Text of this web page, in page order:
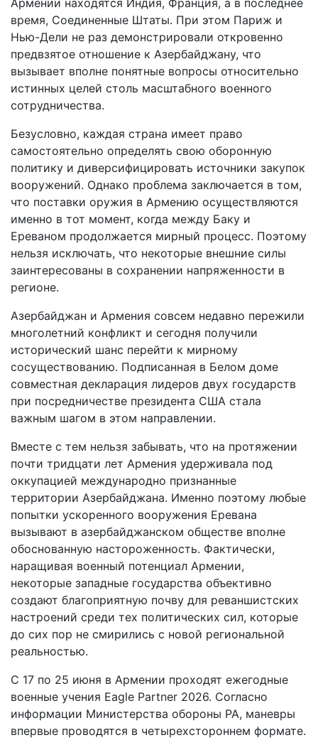
время, Соединенные Штаты. При этом Париж и
Нью-Дели не раз демонстрировали откровенно
предвзятое отношение к Азербайджану, что
вызывает вполне понятные вопросы относительно
истинных целей столь масштабного военного
сотрудничества.
Безусловно, каждая страна имеет право
самостоятельно определять свою оборонную
политику и диверсифицировать источники закупок
вооружений. Однако проблема заключается в том,
что поставки оружия в Армению осуществляются
именно в тот момент, когда между Баку и
Ереваном продолжается мирный процесс. Поэтому
нельзя исключать, что некоторые внешние силы
заинтересованы в сохранении напряженности в
регионе.
Азербайджан и Армения совсем недавно пережили
многолетний конфликт и сегодня получили
исторический шанс перейти к мирному
сосуществованию. Подписанная в Белом доме
совместная декларация лидеров двух государств
при посредничестве президента США стала
важным шагом в этом направлении.
Вместе с тем нельзя забывать, что на протяжении
почти тридцати лет Армения удерживала под
оккупацией международно признанные
территории Азербайджана. Именно поэтому любые
попытки ускоренного вооружения Еревана
вызывают в азербайджанском обществе вполне
обоснованную настороженность. Фактически,
наращивая военный потенциал Армении,
некоторые западные государства объективно
создают благоприятную почву для реваншистских
настроений среди тех политических сил, которые
до сих пор не смирились с новой региональной
реальностью.
С 17 по 25 июня в Армении проходят ежегодные
военные учения Eagle Partner 2026. Согласно
информации Министерства обороны РА, маневры
впервые проводятся в четырехстороннем формате.